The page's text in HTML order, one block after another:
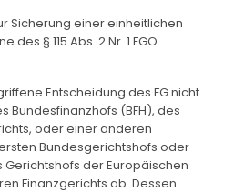
Sicherung einer einheitlichen
§ 115 Abs. 2 Nr. 1 FGO
Entscheidung des FG nicht
Bundesfinanzhofs (BFH), des
oder einer anderen
Bundesgerichtshofs oder
der Europäischen
Finanzgerichts ab. Dessen